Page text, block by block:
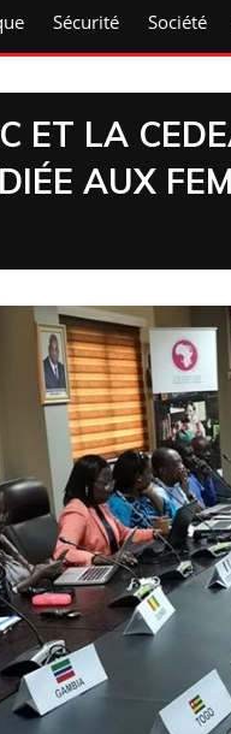
Sécurité Société
ET LA
AUX